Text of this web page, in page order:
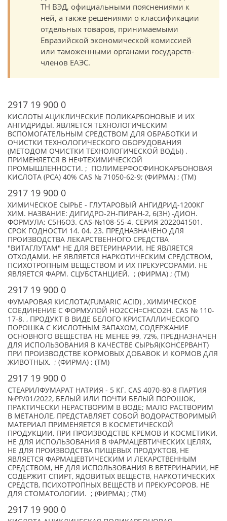
ТН ВЭД, официальными пояснениями к
ней, а также решениями о классификации
отдельных товаров, принимаемыми
Евразийской экономической комиссией
или таможенными органами государств-
членов ЕАЭС.
2917 19 900 0
КИСЛОТЫ АЦИКЛИЧЕСКИЕ ПОЛИКАРБОНОВЫЕ И ИХ
АНГИДРИДЫ. ЯВЛЯЕТСЯ ТЕХНОЛОГИЧЕСКИМ
ВСПОМОГАТЕЛЬНЫМ СРЕДСТВОМ ДЛЯ ОБРАБОТКИ И
ОЧИСТКИ ТЕХНОЛОГИЧЕСКОГО ОБОРУДОВАНИЯ
(МЕТОДОМ ОЧИСТКИ ТЕХНОЛОГИЧЕСКОЙ ВОДЫ) .
ПРИМЕНЯЕТСЯ В НЕФТЕХИМИЧЕСКОЙ
ПРОМЫШЛЕННОСТИ. ; ПОЛИМЕРФОСФИНОКАРБОНОВАЯ
КИСЛОТА (РСА) 40% CAS № 71050-62-9; (ФИРМА) ; (TM)
2917 19 900 0
ХИМИЧЕСКОЕ СЫРЬЕ - ГЛУТАРОВЫЙ АНГИДРИД-1200КГ
ХИМ. НАЗВАНИЕ: ДИГИДРО-2Н-ПИРАН-2, 6(3Н) -ДИОН.
ФОРМУЛА: C5H6O3. CAS-№108-55-4. СЕРИЯ 2022041501.
СРОК ГОДНОСТИ 14. 04. 23. ПРЕДНАЗНАЧЕНО ДЛЯ
ПРОИЗВОДСТВА ЛЕКАРСТВЕННОГО СРЕДСТВА
"ВИТАГЛУТАМ" НЕ ДЛЯ ВЕТЕРИНАРИИ. НЕ ЯВЛЯЕТСЯ
ОТХОДАМИ. НЕ ЯВЛЯЕТСЯ НАРКОТИЧЕСКИМ СРЕДСТВОМ,
ПСИХОТРОПНЫМ ВЕЩЕСТВОМ И ИХ ПРЕКУРСОРАМИ. НЕ
ЯВЛЯЕТСЯ ФАРМ. СЦУБСТАНЦИЕЙ. ; (ФИРМА) ; (TM)
2917 19 900 0
ФУМАРОВАЯ КИСЛОТА(FUMARIC ACID) , ХИМИЧЕСКОЕ
СОЕДИНЕНИЕ С ФОРМУЛОЙ HO2CCH=CHCO2H. CAS № 110-
17-8. , ПРОДУКТ В ВИДЕ БЕЛОГО КРИСТАЛЛИЧЕСКОГО
ПОРОШКА С КИСЛОТНЫМ ЗАПАХОМ, СОДЕРЖАНИЕ
ОСНОВНОГО ВЕЩЕСТВА НЕ МЕНЕЕ 99, 72%, ПРЕДНАЗНАЧЕН
ДЛЯ ИСПОЛЬЗОВАНИЯ В КАЧЕСТВЕ СЫРЬЯ(КОНСЕРВАНТ)
ПРИ ПРОИЗВОДСТВЕ КОРМОВЫХ ДОБАВОК И КОРМОВ ДЛЯ
ЖИВОТНЫХ, ; (ФИРМА) ; (TM)
2917 19 900 0
СТЕАРИЛФУМАРАТ НАТРИЯ - 5 КГ. CAS 4070-80-8 ПАРТИЯ
№РР/01/2022, БЕЛЫЙ ИЛИ ПОЧТИ БЕЛЫЙ ПОРОШОК,
ПРАКТИЧЕСКИ НЕРАСТВОРИМ В ВОДЕ; МАЛО РАСТВОРИМ
В МЕТАНОЛЕ, ПРЕДСТАВЛЯЕТ СОБОЙ ВОДОРАСТВОРИМЫЙ
МАТЕРИАЛ ПРИМЕНЯЕТСЯ В КОСМЕТИЧЕСКОЙ
ПРОДУКЦИИ, ПРИ ПРОИЗВОДСТВЕ КРЕМОВ И КОСМЕТИКИ,
НЕ ДЛЯ ИСПОЛЬЗОВАНИЯ В ФАРМАЦЕВТИЧЕСКИХ ЦЕЛЯХ,
НЕ ДЛЯ ПРОИЗВОДСТВА ПИЩЕВЫХ ПРОДУКТОВ, НЕ
ЯВЛЯЕТСЯ ФАРМАЦЕВТИЧЕСКИМ И ЛЕКАРСТВЕННЫМ
СРЕДСТВОМ, НЕ ДЛЯ ИСПОЛЬЗОВАНИЯ В ВЕТЕРИНАРИИ, НЕ
СОДЕРЖИТ СПИРТ, ЯДОВИТЫХ ВЕЩЕСТВ, НАРКОТИЧЕСКИХ
СРЕДСТВ, ПСИХОТРОПНЫХ ВЕЩЕСТВ И ПРЕКУРСОРОВ. НЕ
ДЛЯ СТОМАТОЛОГИИ. ; (ФИРМА) ; (TM)
2917 19 900 0